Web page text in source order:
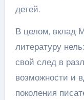
детей.
В целом, вклад
литературу
свой след в
возможности и
поколения